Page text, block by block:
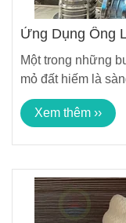
Ứng Dụng Ống
Một trong những
mỏ đất hiếm là
Xem thêm ››